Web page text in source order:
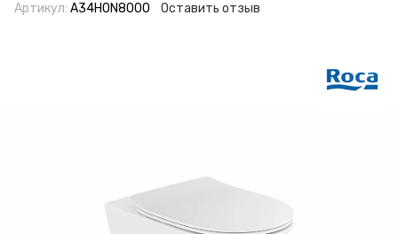
Артикул: A34H0N8000 Оставить отзыв